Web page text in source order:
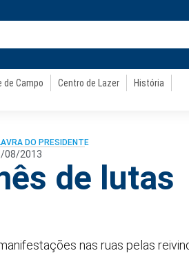
de Campo Centro de Lazer
História
DO PRESIDENTE
08/2013
de lutas
nas ruas pelas